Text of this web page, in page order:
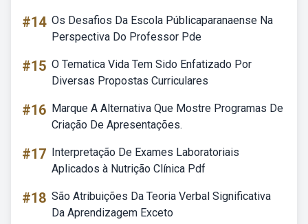
#14 Os Desafios Da Escola Públicaparanaense Na
Perspectiva Do Professor Pde
#15 O Tematica Vida Tem Sido Enfatizado Por
Diversas Propostas Curriculares
#16 Marque A Alternativa Que Mostre Programas De
Criação De Apresentações.
#17 Interpretação De Exames Laboratoriais
Aplicados à Nutrição Clínica Pdf
#18 São Atribuições Da Teoria Verbal Significativa
Da Aprendizagem Exceto